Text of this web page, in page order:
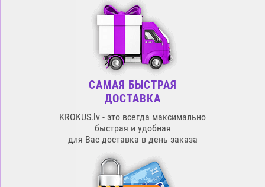
САМАЯ БЫСТРАЯ
ДОСТАВКА
KROKUS.lv - это всегда максимально
быстрая и удобная
для Вас доставка в день заказа